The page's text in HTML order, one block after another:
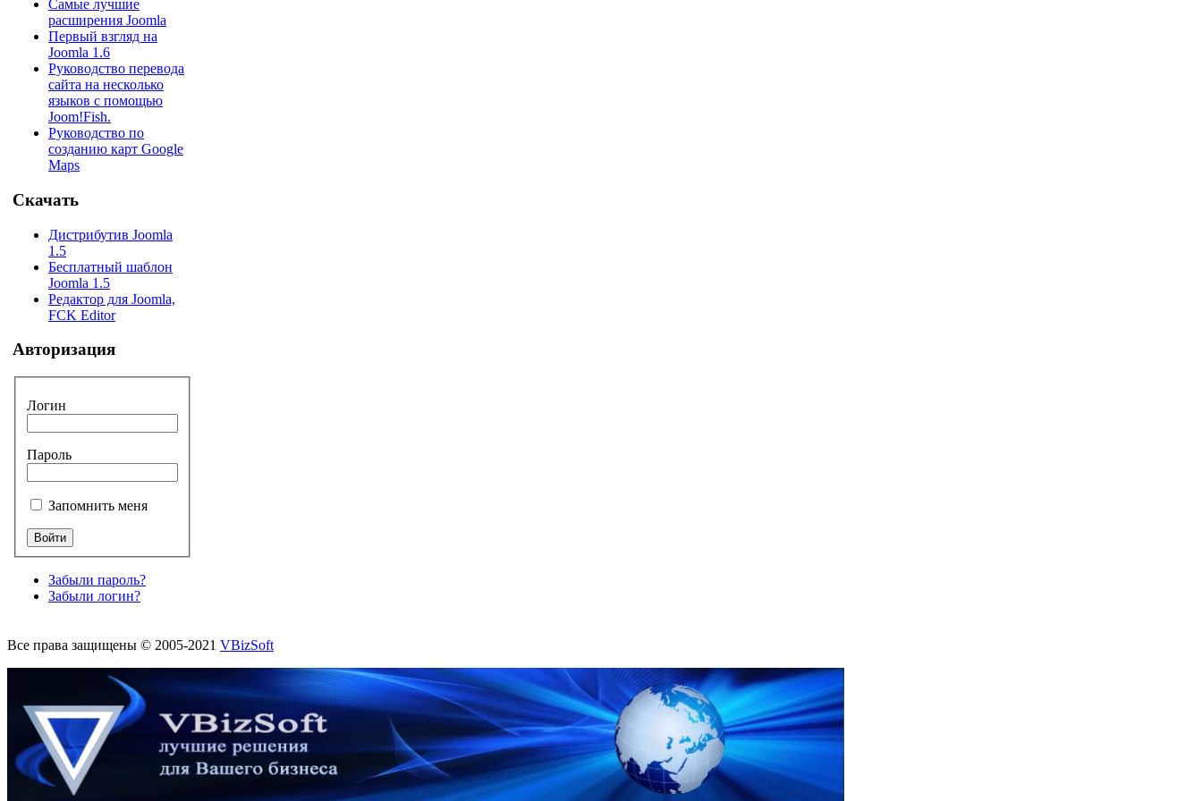
Самые лучшие
расширения Joomla
Первый взгляд на
Joomla 1.6
Руководство перевода
сайта на несколько
языков с помощью
Joom!Fish.
Руководство по
созданию карт Google
Maps
Скачать
Дистрибутив Joomla
1.5
Бесплатный шаблон
Joomla 1.5
Редактор для Joomla,
FCK Editor
Авторизация
Логин
Пароль
Запомнить меня
Забыли пароль?
Забыли логин?
Все права защищены © 2005-2021 VBizSoft